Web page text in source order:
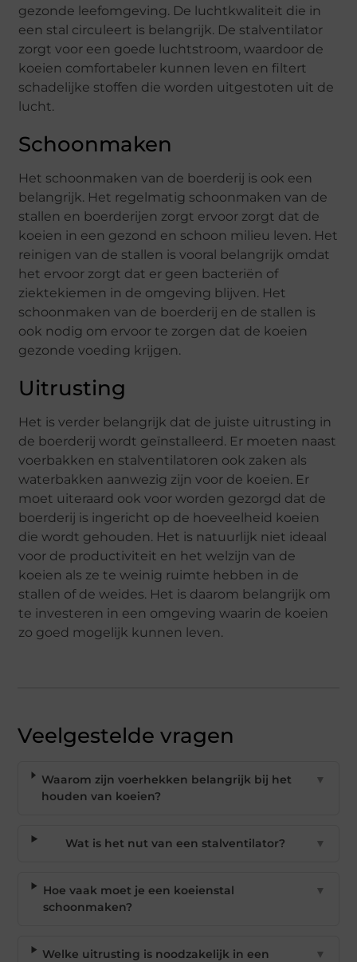
gezonde leefomgeving. De luchtkwaliteit die in
een stal circuleert is belangrijk. De stalventilator
zorgt voor een goede luchtstroom, waardoor de
koeien comfortabeler kunnen leven en filtert
schadelijke stoffen die worden uitgestoten uit de
lucht.
Schoonmaken
Het schoonmaken van de boerderij is ook een
belangrijk. Het regelmatig schoonmaken van de
stallen en boerderijen zorgt ervoor zorgt dat de
koeien in een gezond en schoon milieu leven. Het
reinigen van de stallen is vooral belangrijk omdat
het ervoor zorgt dat er geen bacteriën of
ziektekiemen in de omgeving blijven. Het
schoonmaken van de boerderij en de stallen is
ook nodig om ervoor te zorgen dat de koeien
gezonde voeding krijgen.
Uitrusting
Het is verder belangrijk dat de juiste uitrusting in
de boerderij wordt geïnstalleerd. Er moeten naast
voerbakken en stalventilatoren ook zaken als
waterbakken aanwezig zijn voor de koeien. Er
moet uiteraard ook voor worden gezorgd dat de
boerderij is ingericht op de hoeveelheid koeien
die wordt gehouden. Het is natuurlijk niet ideaal
voor de productiviteit en het welzijn van de
koeien als ze te weinig ruimte hebben in de
stallen of de weides. Het is daarom belangrijk om
te investeren in een omgeving waarin de koeien
zo goed mogelijk kunnen leven.
Veelgestelde vragen
Waarom zijn voerhekken belangrijk bij het
houden van koeien?
▼
Wat is het nut van een stalventilator? ▼
Hoe vaak moet je een koeienstal
schoonmaken?
▼
Welke uitrusting is noodzakelijk in een
▼